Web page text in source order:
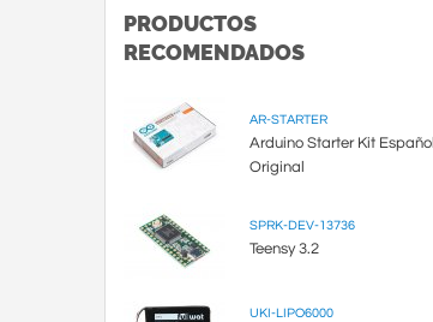
PRODUCTOS
RECOMENDADOS
AR-STARTER
Arduino Starter Kit Español
Original
SPRK-DEV-13736
Teensy 3.2
UKI-LIPO6000